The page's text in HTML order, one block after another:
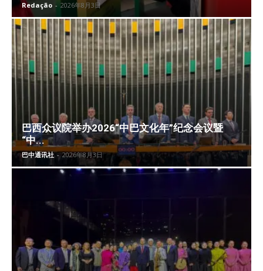
Redação - 2026年8月3日
巴西众议院举办2026“中巴文化年”纪念会议暨
“中...
巴中通讯社 - 2026年8月3日